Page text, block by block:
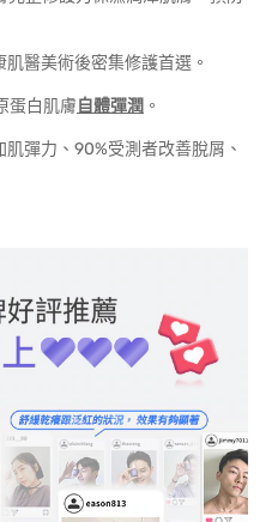
醫美術後密集修護首選。
蛋白肌膚自體彈潤 。
彈力、90%受測者改善脫屑、